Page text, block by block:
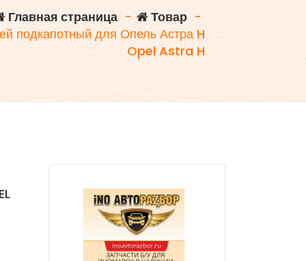
Главная страница - Товар -
подкапотный для Опель Астра H
Opel Astra H